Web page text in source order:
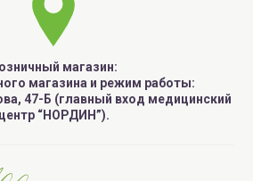
магазин:
магазина и режим работы:
47-Б (главный вход медицинский
центр “НОРДИН”).